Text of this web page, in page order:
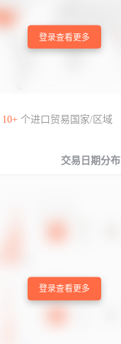
登录查看更多
10+个进口贸易国家/区域
交易日期分布
登录查看更多